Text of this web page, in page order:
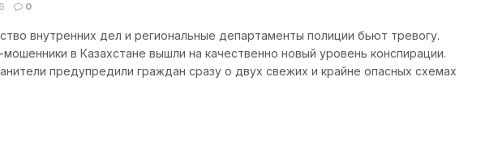
0
внутренних дел и региональные департаменты полиции бьют тревогу.
в Казахстане вышли на качественно новый уровень конспирации.
предупредили граждан сразу о двух свежих и крайне опасных схемах